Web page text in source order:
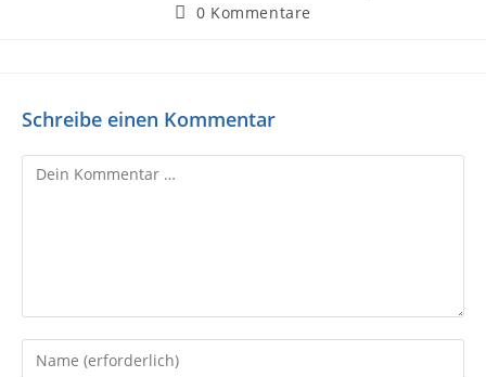
0 Kommentare
Schreibe einen Kommentar